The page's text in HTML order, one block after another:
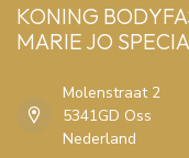
KONING
MARIE JO
Molenstraat 2
5341GD Oss
Nederland